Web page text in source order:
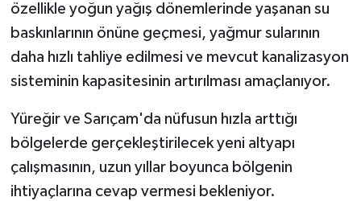
özellikle yoğun yağış dönemlerinde yaşanan su
baskınlarının önüne geçmesi, yağmur sularının
daha hızlı tahliye edilmesi ve mevcut kanalizasyon
sisteminin kapasitesinin artırılması amaçlanıyor.
Yüreğir ve Sarıçam'da nüfusun hızla arttığı
bölgelerde gerçekleştirilecek yeni altyapı
çalışmasının, uzun yıllar boyunca bölgenin
ihtiyaçlarına cevap vermesi bekleniyor.